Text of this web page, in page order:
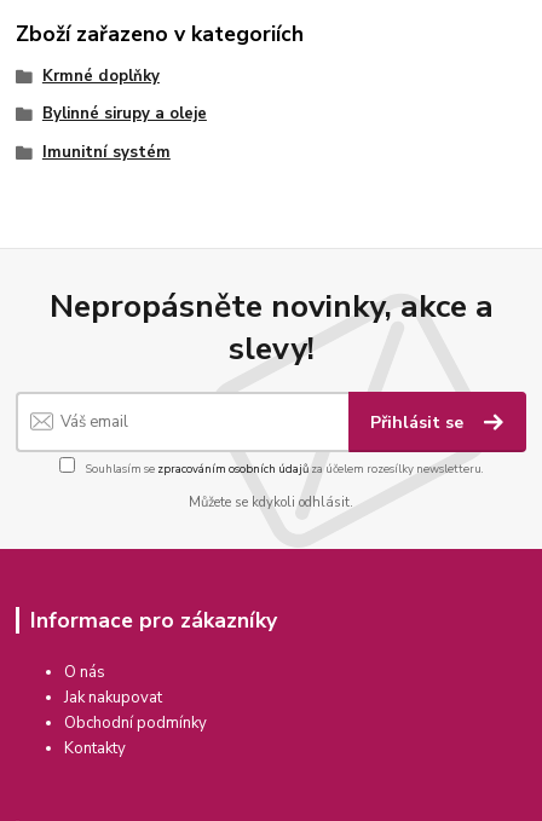
Zboží zařazeno v kategoriích
Krmné doplňky
Bylinné sirupy a oleje
Imunitní systém
Nepropásněte novinky, akce a
slevy!
Přihlásit se
Souhlasím se zpracováním osobních údajůza účelem rozesílky newsletteru.
Můžete se kdykoli odhlásit.
Informace pro zákazníky
O nás
Jak nakupovat
Obchodní podmínky
Kontakty